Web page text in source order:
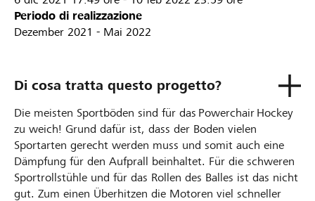
Periodo di realizzazione
Dezember 2021 - Mai 2022
Di cosa tratta questo progetto?
Die meisten Sportböden sind für das Powerchair Hockey
zu weich! Grund dafür ist, dass der Boden vielen
Sportarten gerecht werden muss und somit auch eine
Dämpfung für den Aufprall beinhaltet. Für die schweren
Sportrollstühle und für das Rollen des Balles ist das nicht
gut. Zum einen Überhitzen die Motoren viel schneller